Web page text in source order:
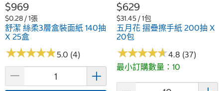
$969
$0.28 / 1張
舒潔 絲柔3層盒裝面紙 140抽
X 25盒
★★★★★
★★★★★5.0 (4)
$629
$31.45 / 1包
五月花 摺疊擦手紙 200抽 X
20包
★★★★★
★★★★★4.8 (37)
最小訂購數量：10